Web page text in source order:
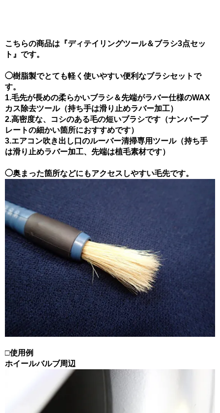
こちらの商品は『ディテイリングツール＆ブラシ3点セッ
ト』です。
◯樹脂製でとても軽く使いやすい便利なブラシセットで
す。
1.毛先が長めの柔らかいブラシ＆先端がラバー仕様のWAX
カス除去ツール（持ち手は滑り止めラバー加工）
2.高密度な、コシのある毛の短いブラシです（ナンバープ
レートの細かい箇所におすすめです）
3.エアコン吹き出し口のルーバー清掃専用ツール（持ち手
は滑り止めラバー加工、先端は植毛素材です）
◯奥まった箇所などにもアクセスしやすい毛先です。
□使用例
ホイールバルブ周辺